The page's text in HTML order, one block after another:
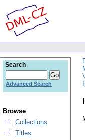
Search
Advanced Search
Browse
Collections
Titles